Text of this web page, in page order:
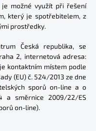
je možné využít při řešení
který je spotřebitelem, z
prostředky.
Česká republika, se
2, internetová adresa:
je kontaktním místem podle
(EU) č. 524/2013 ze dne
sporů on-line a o
a směrnice 2009/22/ES
on-line).